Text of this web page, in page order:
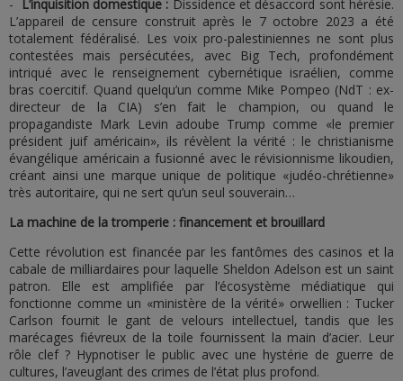
-
L’inquisition domestique : Dissidence et désaccord sont hérésie.
L’appareil de censure construit après le 7 octobre 2023 a été
totalement fédéralisé. Les voix pro-palestiniennes ne sont plus
contestées mais persécutées, avec Big Tech, profondément
intriqué avec le renseignement cybernétique israélien, comme
bras coercitif. Quand quelqu’un comme Mike Pompeo (NdT : ex-
directeur de la CIA) s’en fait le champion, ou quand le
propagandiste Mark Levin adoube Trump comme «le premier
président juif américain», ils révèlent la vérité : le christianisme
évangélique américain a fusionné avec le révisionnisme likoudien,
créant ainsi une marque unique de politique «judéo-chrétienne»
très autoritaire, qui ne sert qu’un seul souverain…
La machine de la tromperie : financement et brouillard
Cette révolution est financée par les fantômes des casinos et la
cabale de milliardaires pour laquelle Sheldon Adelson est un saint
patron. Elle est amplifiée par l’écosystème médiatique qui
fonctionne comme un «ministère de la vérité» orwellien : Tucker
Carlson fournit le gant de velours intellectuel, tandis que les
marécages fiévreux de la toile fournissent la main d’acier. Leur
rôle clef ? Hypnotiser le public avec une hystérie de guerre de
cultures, l’aveuglant des crimes de l’état plus profond.